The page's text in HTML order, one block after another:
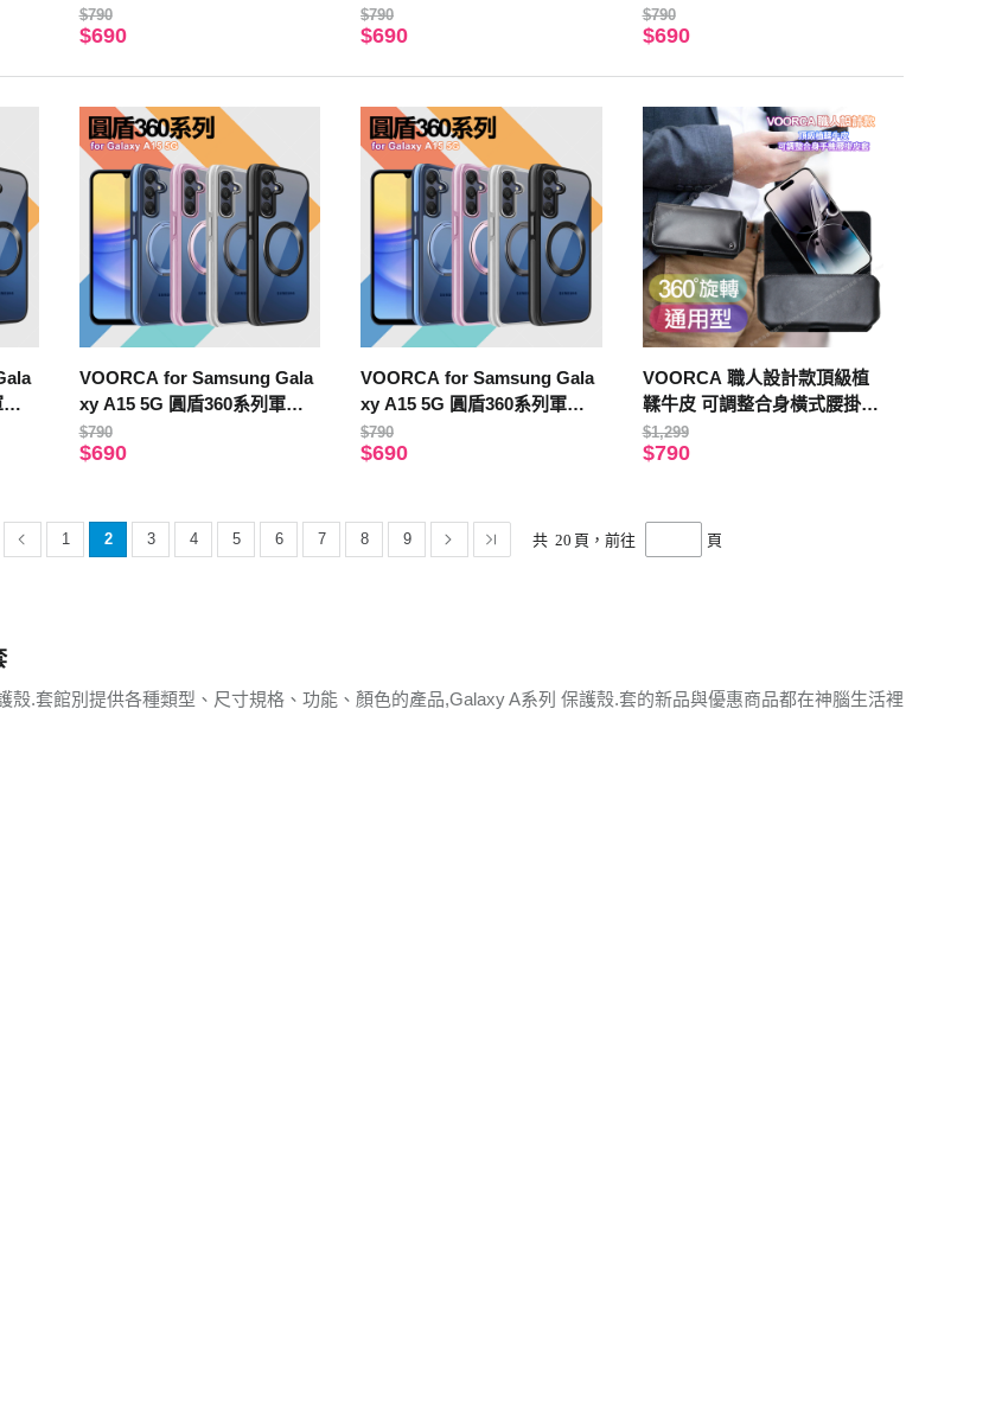
防摔殼-藍
$790
$690
防摔殼-黑
$790
$690
防摔殼-灰
$790
$690
VOORCA for Samsung Gala
xy A15 5G 圓盾360系列軍規
防摔殼-藍
$790
$690
VOORCA for Samsung Gala
xy A15 5G 圓盾360系列軍規
防摔殼-黑
$790
$690
VOORCA 職人設計款頂級植
鞣牛皮 可調整合身橫式腰掛皮
套for Samsung三星 A53/A23/
A13
$1,299
$790
1 2 3 4 5 6 7 8 9 共 20 頁，前往 頁
殼.套館別提供各種類型、尺寸規格、功能、顏色的產品,Galaxy A系列 保護殼.套的新品與優惠商品都在神腦生活裡